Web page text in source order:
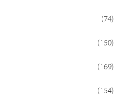
(74)
(150)
(169)
(154)